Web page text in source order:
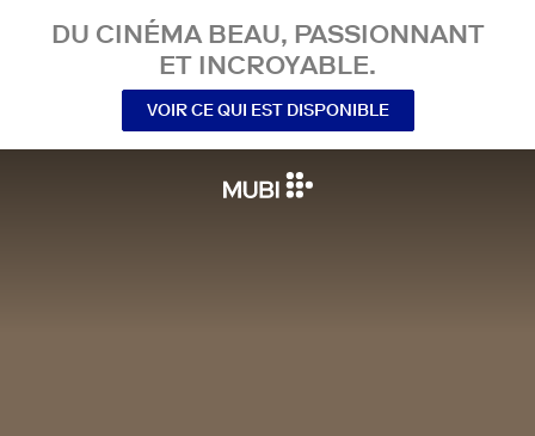
DU CINÉMA BEAU, PASSIONNANT
ET INCROYABLE.
VOIR CE QUI EST DISPONIBLE